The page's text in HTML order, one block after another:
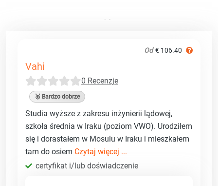
Od € 106.40
Vahi
0 Recenzje
🥈 Bardzo dobrze
Studia wyższe z zakresu inżynierii lądowej,
szkoła średnia w Iraku (poziom VWO). Urodziłem
się i dorastałem w Mosulu w Iraku i mieszkałem
tam do osiem Czytaj więcej ...
certyfikat i/lub doświadczenie